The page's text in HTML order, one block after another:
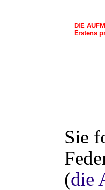
DIE
Erstens
Sie
(die